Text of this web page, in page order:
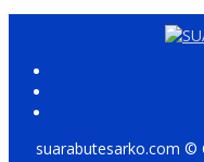
suarabutesarko.com ©